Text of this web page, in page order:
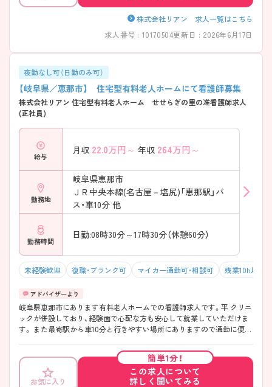
株式会社リアン 求人一覧はこちら
求人番号 : 10170504更新日 : 2026年6月17日
夜勤なし可（日勤のみ可）
【岐阜県／恵那市】 住宅型有料老人ホームにて看護師募集
株式会社リアン 住宅型有料老人ホーム せせらぎの里の准看護師求人
(正社員)
給与
月収 22.0万円～ 年収 264万円～
勤務地
岐阜県恵那市
ＪＲ中央本線(名古屋－塩尻)「恵那駅」バ
ス・車10分 他
勤務時間
日勤:08時30分～17時30分（休憩60分）
未経験歓迎 復職・ブランク可 マイカー通勤可・相談可 残業10h以下（
岐阜県恵那市にあります有料老人ホームでの看護師求人です。平 クリニ
ックが併設しており、経験面で心配な方も安心して就業していただけま
す。 また最寄駅から車10分と行きやすい場所にありますので通勤に便利
お気に入り
簡単1分！
この求人について
詳しく聞いてみる